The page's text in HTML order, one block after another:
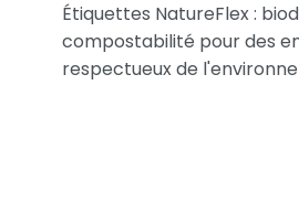
Étiquettes NatureFlex :
compostabilité pour des
respectueux de